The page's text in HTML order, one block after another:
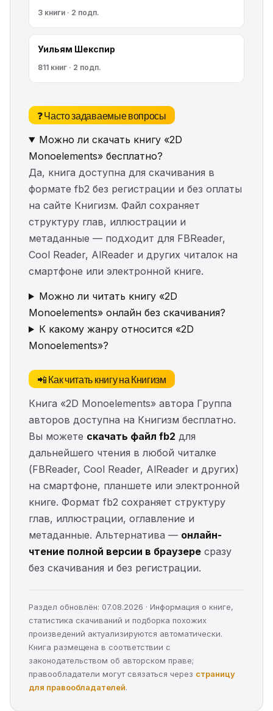
3 книги · 2 подп.
Уильям Шекспир
811 книг · 2 подп.
❓ Часто задаваемые вопросы
Можно ли скачать книгу «2D
Monoelements» бесплатно?
Да, книга доступна для скачивания в
формате fb2 без регистрации и без оплаты
на сайте Книгизм. Файл сохраняет
структуру глав, иллюстрации и
метаданные — подходит для FBReader,
Cool Reader, AlReader и других читалок на
смартфоне или электронной книге.
Можно ли читать книгу «2D
Monoelements» онлайн без скачивания?
К какому жанру относится «2D
Monoelements»?
📲 Как читать книгу на Книгизм
Книга «2D Monoelements» автора Группа
авторов доступна на Книгизм бесплатно.
Вы можете скачать файл fb2 для
дальнейшего чтения в любой читалке
(FBReader, Cool Reader, AlReader и других)
на смартфоне, планшете или электронной
книге. Формат fb2 сохраняет структуру
глав, иллюстрации, оглавление и
метаданные. Альтернатива — онлайн-
чтение полной версии в браузере сразу
без скачивания и без регистрации.
Раздел обновлён: 07.08.2026 · Информация о книге,
статистика скачиваний и подборка похожих
произведений актуализируются автоматически.
Книга размещена в соответствии с
законодательством об авторском праве;
правообладатели могут связаться через страницу
для правообладателей.